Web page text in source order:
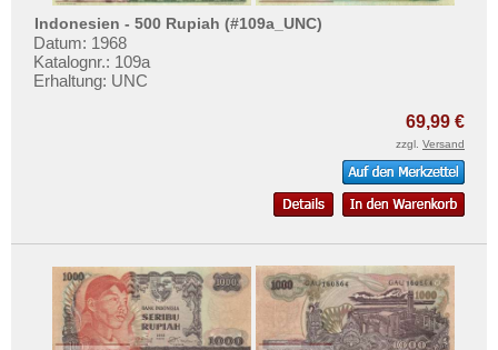
Malaysia
Malediven
Nordkorea
Oman
Pakistan
Mehr über...
Zahlungsbedingungen
Privatsphäre und Datenschutz
Indonesien - 500 Rupiah (#109a_UNC)
Datum: 1968
Katalognr.: 109a
Erhaltung: UNC
69,99 €
zzgl. Versand